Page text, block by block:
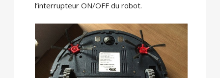
l’interrupteur ON/OFF du robot.